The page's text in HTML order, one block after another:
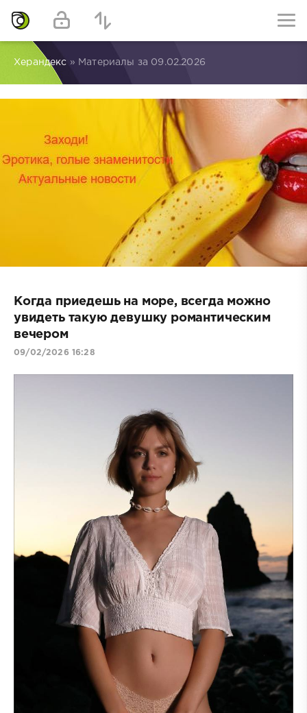
Херандекс » Материалы за 09.02.2026
Когда приедешь на море, всегда можно
увидеть такую девушку романтическим
вечером
09/02/2026 16:28